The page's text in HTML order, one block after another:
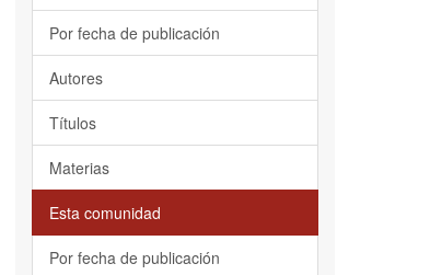
Por fecha de publicación
Autores
Títulos
Materias
Esta comunidad
Por fecha de publicación